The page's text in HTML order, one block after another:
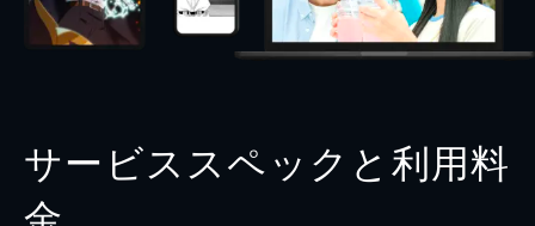
サービススペックと利用料